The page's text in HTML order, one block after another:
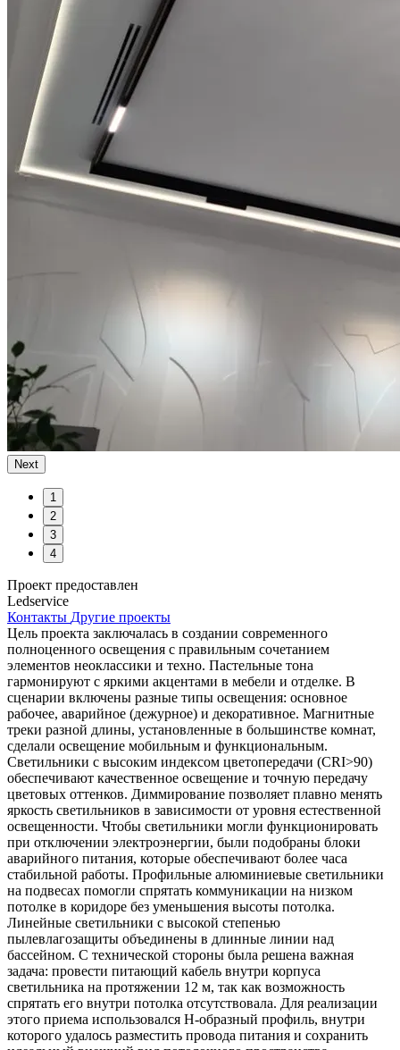
Next
1
2
3
4
Проект предоставлен
Ledservice
Контакты Другие проекты
Цель проекта заключалась в создании современного
полноценного освещения с правильным сочетанием
элементов неоклассики и техно. Пастельные тона
гармонируют с яркими акцентами в мебели и отделке. В
сценарии включены разные типы освещения: основное
рабочее, аварийное (дежурное) и декоративное. Магнитные
треки разной длины, установленные в большинстве комнат,
сделали освещение мобильным и функциональным.
Светильники с высоким индексом цветопередачи (CRI>90)
обеспечивают качественное освещение и точную передачу
цветовых оттенков. Диммирование позволяет плавно менять
яркость светильников в зависимости от уровня естественной
освещенности. Чтобы светильники могли функционировать
при отключении электроэнергии, были подобраны блоки
аварийного питания, которые обеспечивают более часа
стабильной работы. Профильные алюминиевые светильники
на подвесах помогли спрятать коммуникации на низком
потолке в коридоре без уменьшения высоты потолка.
Линейные светильники с высокой степенью
пылевлагозащиты объединены в длинные линии над
бассейном. С технической стороны была решена важная
задача: провести питающий кабель внутри корпуса
светильника на протяжении 12 м, так как возможность
спрятать его внутри потолка отсутствовала. Для реализации
этого приема использовался Н-образный профиль, внутри
которого удалось разместить провода питания и сохранить